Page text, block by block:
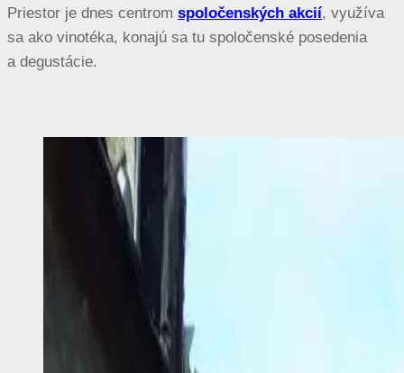
Priestor je dnes centrom spoločenských akcií, využíva
sa ako vinotéka, konajú sa tu spoločenské posedenia
a degustácie.